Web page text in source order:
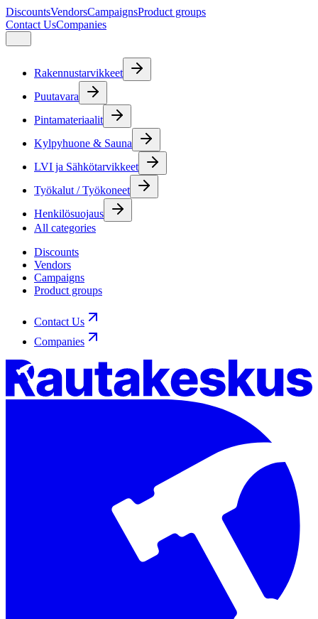
DiscountsVendorsCampaignsProduct groups
Contact UsCompanies
Rakennustarvikkeet
Puutavara
Pintamateriaalit
Kylpyhuone & Sauna
LVI ja Sähkötarvikkeet
Työkalut / Työkoneet
Henkilösuojaus
All categories
Discounts
Vendors
Campaigns
Product groups
Contact Us
Companies